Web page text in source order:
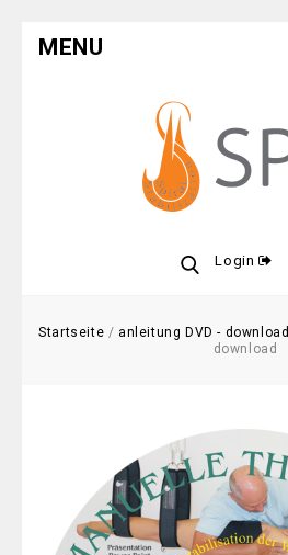
MENU
Login
Startseite / anleitung DVD - download
download